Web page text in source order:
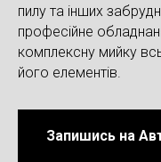
пилу та інших
професійне
комплексну мийку
його елементів.
Запишись на